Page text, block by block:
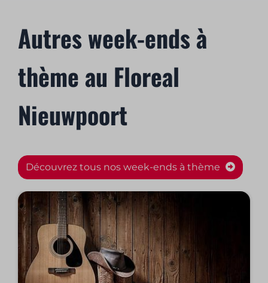
Autres week-ends à
thème au Floreal
Nieuwpoort
Découvrez tous nos week-ends à thème